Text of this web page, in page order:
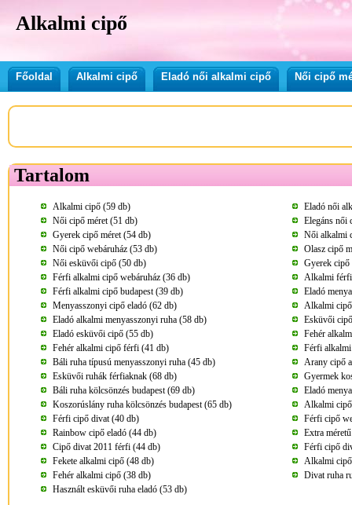
Alkalmi cipő
Főoldal Alkalmi cipő Eladó női alkalmi cipő Női cipő
Tartalom
Alkalmi cipő (59 db)
Eladó női
Női cipő méret (51 db)
Elegáns női
Gyerek cipő méret (54 db)
Női alkalmi
Női cipő webáruház (53 db)
Olasz cipő
Női esküvői cipő (50 db)
Gyerek cipő
Férfi alkalmi cipő webáruház (36 db)
Alkalmi
Férfi alkalmi cipő budapest (39 db)
Eladó
Menyasszonyi cipő eladó (62 db)
Alkalmi
Eladó alkalmi menyasszonyi ruha (58 db)
Esküvői
Eladó esküvői cipő (55 db)
Fehér
Fehér alkalmi cipő férfi (41 db)
Férfi
Báli ruha típusú menyasszonyi ruha (45 db)
Arany cipő
Esküvői ruhák férfiaknak (68 db)
Gyermek
Báli ruha kölcsönzés budapest (69 db)
Eladó
Koszorúslány ruha kölcsönzés budapest (65 db)
Alkalmi
Férfi cipő divat (40 db)
Férfi cipő
Rainbow cipő eladó (44 db)
Extra
Cipő divat 2011 férfi (44 db)
Férfi cipő
Fekete alkalmi cipő (48 db)
Alkalmi
Fehér alkalmi cipő (38 db)
Divat ruha
Használt esküvői ruha eladó (53 db)